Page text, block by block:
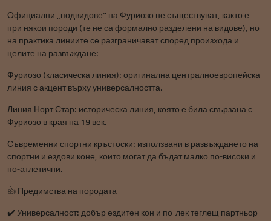
Официални „подвидове" на Фуриозо не съществуват, както е
при някои породи (те не са формално разделени на видове), но
на практика линиите се разграничават според произхода и
целите на развъждане:
Фуриозо (класическа линия): оригинална централноевропейска
линия с акцент върху универсалността.
Линия Норт Стар: историческа линия, която е била свързана с
Фуриозо в края на 19 век.
Съвременни спортни кръстоски: използвани в развъждането на
спортни и ездови коне, които могат да бъдат малко по-високи и
по-атлетични.
👍 Предимства на породата
✔️ Универсалност: добър ездитен кон и по-лек теглещ партньор